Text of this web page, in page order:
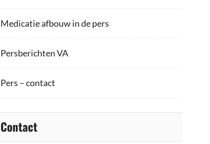
Medicatie afbouw in de pers
Persberichten VA
Pers – contact
Contact